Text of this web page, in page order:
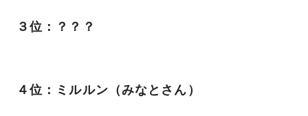
３位：？？？
４位：ミルルン（みなとさん）